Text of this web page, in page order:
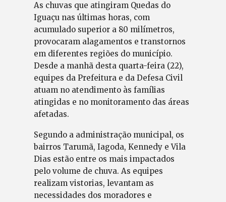
As chuvas que atingiram Quedas do
Iguaçu nas últimas horas, com
acumulado superior a 80 milímetros,
provocaram alagamentos e transtornos
em diferentes regiões do município.
Desde a manhã desta quarta-feira (22),
equipes da Prefeitura e da Defesa Civil
atuam no atendimento às famílias
atingidas e no monitoramento das áreas
afetadas.
Segundo a administração municipal, os
bairros Tarumã, Iagoda, Kennedy e Vila
Dias estão entre os mais impactados
pelo volume de chuva. As equipes
realizam vistorias, levantam as
necessidades dos moradores e